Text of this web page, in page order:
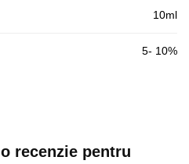
10ml
5- 10%
recenzie pentru